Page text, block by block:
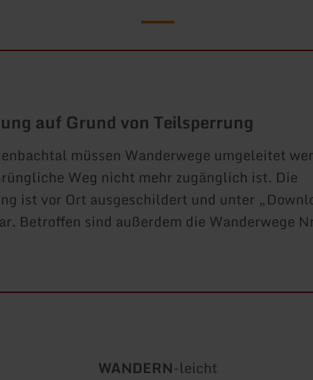
auf Grund von Teilsperrung
müssen Wanderwege umgeleitet
Weg nicht mehr zugänglich ist. Die
ist vor Ort ausgeschildert und unter
Betroffen sind außerdem die Wanderwege
Art
WANDERN-Schwierigkeit:
leicht